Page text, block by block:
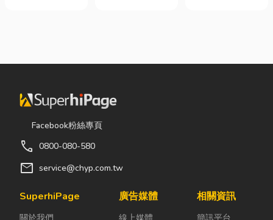
渣或積水，容
螞蟻前來覓
食；陽台、庭
院若有積水，
蟲孳生的溫
床。潮濕陰暗
吸引白蟻、蛾
料行採購。除
照施工需求，
馬達、衛浴設
關產品。 無論
與各類球類運
抓一雙幾十元
Facebook粉絲專頁
call 0800-080-580
mail service@chyp.com.tw
SuperhiPage
關於我們
廣告媒體
線上媒體
相關資訊
簡訊平台